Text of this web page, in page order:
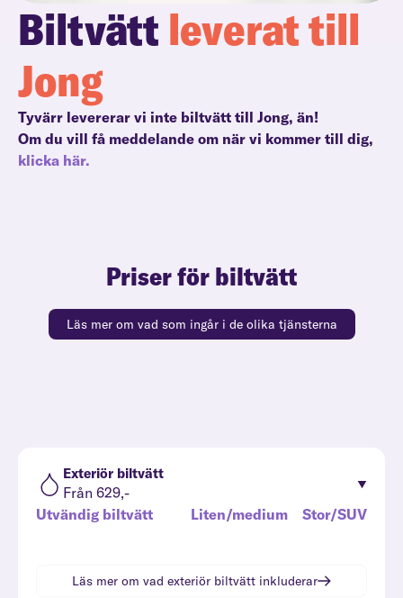
Biltvätt leverat till
Jong
Tyvärr levererar vi inte biltvätt till Jong, än!
Om du vill få meddelande om när vi kommer till dig,
klicka här.
Priser för biltvätt
Läs mer om vad som ingår i de olika tjänsterna
Exteriör biltvätt
Från 629,-
Utvändig biltvätt
Liten/medium Stor/SUV
Läs mer om vad exteriör biltvätt inkluderar